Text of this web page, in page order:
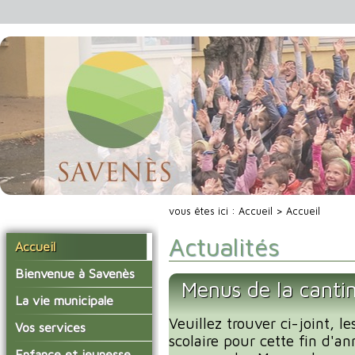
Accueil
Bienvenue à Savenès
Situer Savenès
Savenès en chiffre
L'histoire du village
La vie municipale
Vos élus
Les compte-rendus du
Vos services
La mairie
vous êtes ici : Accueil > Accueil
Actualités
Menus de la
Veuillez trouver ci-joint,
scolaire pour cette fin